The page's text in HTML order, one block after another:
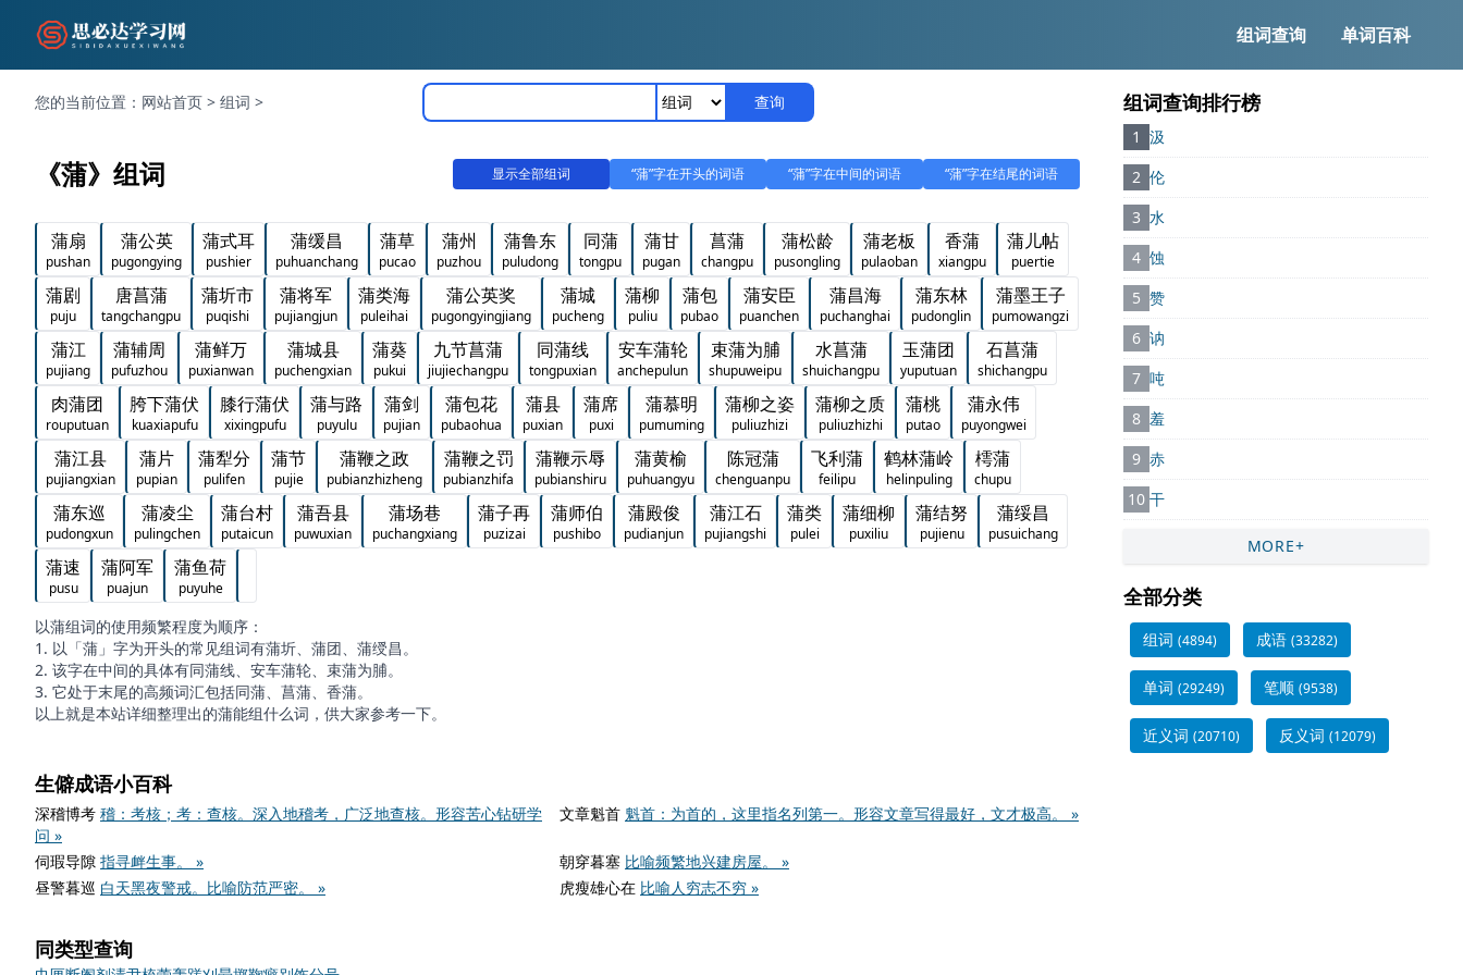
组词查询 单词百科
您的当前位置： 网站首页 > 组词 > 查询
《蒲》组词 显示全部组词 “蒲”字在开头的词语 “蒲”字在中间的词语 “蒲”字在结尾的词语
蒲扇
pushan
蒲公英
pugongying
蒲式耳
pushier
蒲缓昌
puhuanchang
蒲草
pucao
蒲州
puzhou
蒲鲁东
puludong
同蒲
tongpu
蒲甘
pugan
菖蒲
changpu
蒲松龄
pusongling
蒲老板
pulaoban
香蒲
xiangpu
蒲儿帖
puertie
蒲剧
puju
唐菖蒲
tangchangpu
蒲圻市
puqishi
蒲将军
pujiangjun
蒲类海
puleihai
蒲公英奖
pugongyingjiang
蒲城
pucheng
蒲柳
puliu
蒲包
pubao
蒲安臣
puanchen
蒲昌海
puchanghai
蒲东林
pudonglin
蒲墨王子
pumowangzi
蒲江
pujiang
蒲辅周
pufuzhou
蒲鲜万
puxianwan
蒲城县
puchengxian
蒲葵
pukui
九节菖蒲
jiujiechangpu
同蒲线
tongpuxian
安车蒲轮
anchepulun
束蒲为脯
shupuweipu
水菖蒲
shuichangpu
玉蒲团
yuputuan
石菖蒲
shichangpu
肉蒲团
rouputuan
胯下蒲伏
kuaxiapufu
膝行蒲伏
xixingpufu
蒲与路
puyulu
蒲剑
pujian
蒲包花
pubaohua
蒲县
puxian
蒲席
puxi
蒲慕明
pumuming
蒲柳之姿
puliuzhizi
蒲柳之质
puliuzhizhi
蒲桃
putao
蒲永伟
puyongwei
蒲江县
pujiangxian
蒲片
pupian
蒲犁分
pulifen
蒲节
pujie
蒲鞭之政
pubianzhizheng
蒲鞭之罚
pubianzhifa
蒲鞭示辱
pubianshiru
蒲黄榆
puhuangyu
陈冠蒲
chenguanpu
飞利蒲
feilipu
鹤林蒲岭
helinpuling
樗蒲
chupu
蒲东巡
pudongxun
蒲凌尘
pulingchen
蒲台村
putaicun
蒲吾县
puwuxian
蒲场巷
puchangxiang
蒲子再
puzizai
蒲师伯
pushibo
蒲殿俊
pudianjun
蒲江石
pujiangshi
蒲类
pulei
蒲细柳
puxiliu
蒲结努
pujienu
蒲绥昌
pusuichang
蒲速
pusu
蒲阿军
puajun
蒲鱼荷
puyuhe
以蒲组词的使用频繁程度为顺序：
1. 以「蒲」字为开头的常见组词有蒲圻、蒲团、蒲绶昌。
2. 该字在中间的具体有同蒲线、安车蒲轮、束蒲为脯。
3. 它处于末尾的高频词汇包括同蒲、菖蒲、香蒲。
以上就是本站详细整理出的蒲能组什么词，供大家参考一下。
生僻成语小百科
深稽博考 稽：考核；考：查核。深入地稽考，广泛地查核。形容苦心钻研学
问 »
文章魁首 魁首：为首的，这里指名列第一。形容文章写得最好，文才极高。 »
伺瑕导隙 指寻衅生事。 » 朝穿暮塞 比喻频繁地兴建房屋。 »
昼警暮巡 白天黑夜警戒。比喻防范严密。 » 虎瘦雄心在 比喻人穷志不穷 »
同类型查询
组词查询排行榜
1 汲
2 伦
3 水
4 蚀
5 赞
6 讷
7 吨
8 羞
9 赤
10 干
MORE+
全部分类
组词 (4894) 成语 (33282)
单词 (29249) 笔顺 (9538)
近义词 (20710) 反义词 (12079)